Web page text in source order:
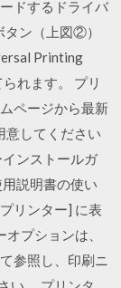
ドするドライバ
ン（上図②）
Printing
れます。 プリ
ページから最新
意してください
ンストールガ
説明書の使い
リンター] に表
プションは、
参照し、印刷ニ